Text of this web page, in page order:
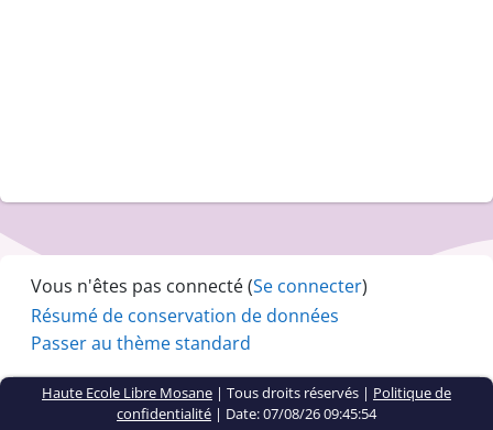
Vous n'êtes pas connecté (Se connecter)
Résumé de conservation de données
Passer au thème standard
Haute Ecole Libre Mosane | Tous droits réservés | Politique de
confidentialité | Date: 07/08/26 09:45:54